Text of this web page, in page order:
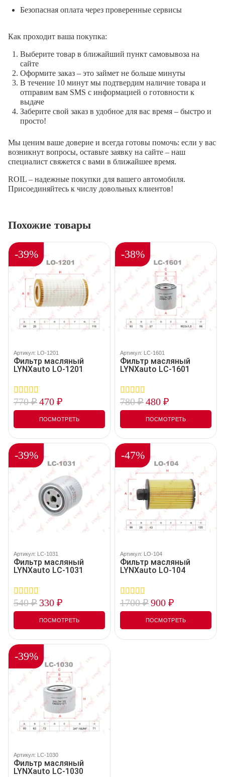
Безопасная оплата через проверенные сервисы
Как проходит ваша покупка:
Выберите товар в ближайший пункт самовывоза на
сайте
Оформите заказ – это займет не больше минуты
В течение 10 минут мы подтвердим наличие товара и
отправим вам SMS с информацией о готовности к
выдаче
Заберите свой заказ в удобное для вас время – быстро и
просто!
Мы ценим ваше доверие и всегда готовы помочь: если у вас
возникнут вопросы, оставьте заявку на сайте – наш
специалист свяжется с вами в ближайшее время.
ROIL – надежные покупки для вашего автомобиля.
Присоединяйтесь к числу довольных клиентов!
Похожие товары
-39%
Артикул: LO-1201
Фильтр масляный
LYNXauto LO-1201
0
out
5
770₽470 ₽
ПОСМОТРЕТЬ
-38%
Артикул: LC-1601
Фильтр масляный
LYNXauto LC-1601
0
out
5
780₽480 ₽
ПОСМОТРЕТЬ
-39%
Артикул: LC-1031
Фильтр масляный
LYNXauto LC-1031
0
out
5
540₽ 330 ₽
ПОСМОТРЕТЬ
-47%
Артикул: LO-104
Фильтр масляный
LYNXauto LO-104
0
out
5
1700₽900 ₽
ПОСМОТРЕТЬ
-39%
Артикул: LC-1030
Фильтр масляный
LYNXauto LC-1030